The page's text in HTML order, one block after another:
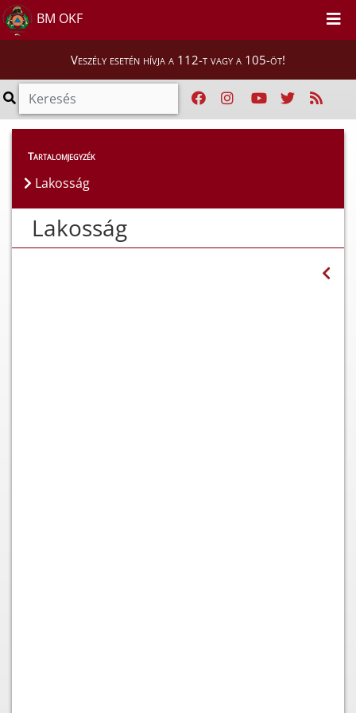
BM OKF
Veszély esetén hívja a 112-t vagy a 105-öt!
Lakosság
Tartalomjegyzék
Lakosság
Lakosság